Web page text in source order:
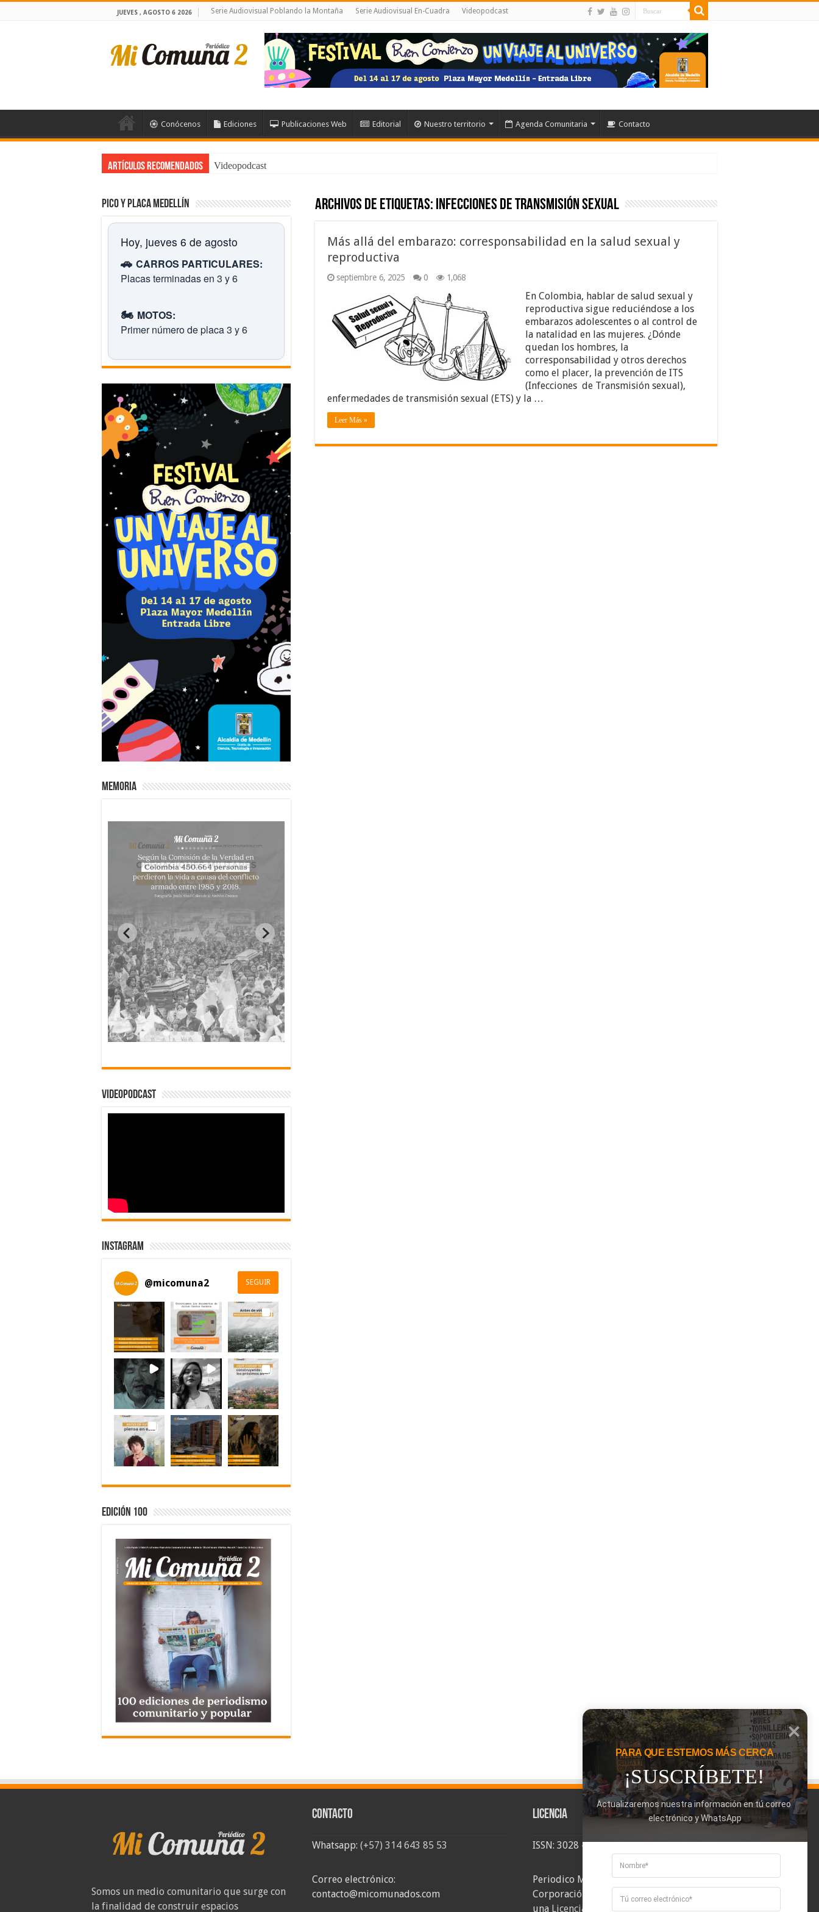
JUEVES , AGOSTO 6 2026 Serie Audiovisual Poblando la Montaña Serie Audiovisual En-Cuadra Videopodcast
Conócenos Ediciones Publicaciones Web Editorial Nuestro territorio Agenda Comunitaria Contacto
Artículos Recomendados Videopodcast
Archivos de etiquetas: Infecciones de transmisión sexual
Más allá del embarazo: corresponsabilidad en la salud sexual y
reproductiva
septiembre 6, 2025 0 1,068
En Colombia, hablar de salud sexual y
reproductiva sigue reduciéndose a los
embarazos adolescentes o al control de
la natalidad en las mujeres. ¿Dónde
quedan los hombres, la
corresponsabilidad y otros derechos
como el placer, la prevención de ITS
(Infecciones de Transmisión sexual),
enfermedades de transmisión sexual (ETS) y la …
Leer Más »
Pico y placa Medellín
Hoy, jueves 6 de agosto
🚗 CARROS PARTICULARES:
Placas terminadas en 3 y 6
🏍️ MOTOS:
Primer número de placa 3 y 6
Memoria
Videopodcast
Instagram
@micomuna2 SEGUIR
Edición 100
Somos un medio comunitario que surge con
la finalidad de construir espacios
Contacto
Whatsapp: (+57) 314 643 85 53
Correo electrónico:
contacto@micomunados.com
Licencia
ISSN: 3028 - 6026
Periodico Mi Comuna 2, elaborado por
Corporación Mi Comuna se distribuye bajo
una Licencia Creative Commons Atribución-
PARA QUE ESTEMOS MÁS CERCA
¡SUSCRÍBETE!
Actualizaremos nuestra información en tú correo
electrónico y WhatsApp